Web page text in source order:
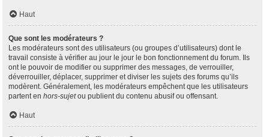
Haut
Que sont les modérateurs ?
Les modérateurs sont des utilisateurs (ou groupes d’utilisateurs) dont le
travail consiste à vérifier au jour le jour le bon fonctionnement du forum. Ils
ont le pouvoir de modifier ou supprimer des messages, de verrouiller,
déverrouiller, déplacer, supprimer et diviser les sujets des forums qu’ils
modèrent. Généralement, les modérateurs empêchent que les utilisateurs
partent en hors-sujetou publient du contenu abusif ou offensant.
Haut